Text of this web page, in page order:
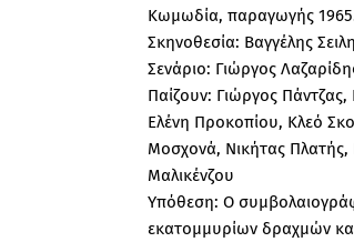
Κωμωδία, παραγωγής
Σκηνοθεσία: Βαγγέλης
Σενάριο: Γιώργος
Παίζουν: Γιώργος
Ελένη Προκοπίου, Κλεό
Μοσχονά, Νικήτας
Μαλικένζου
Υπόθεση: Ο
εκατομμυρίων δραχμών